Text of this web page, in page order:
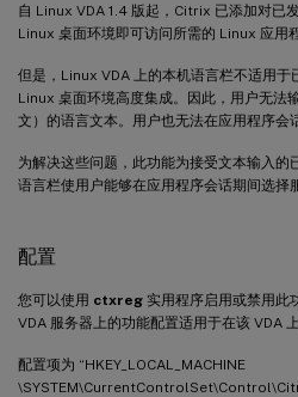
自 Linux VDA 1.4 版起，Citrix 已添加对已
Linux 桌面环境即可访问所需的 Linux 应用程
但是，Linux VDA 上的本机语言栏不适用于
Linux 桌面环境高度集成。因此，用户无法
文）的语言文本。用户也无法在应用程序会
为解决这些问题，此功能为接受文本输入的
语言栏使用户能够在应用程序会话期间选择
配置
您可以使用 ctxreg 实用程序启用或禁用此
VDA 服务器上的功能配置适用于在该 VDA
配置项为 “HKEY_LOCAL_MACHINE